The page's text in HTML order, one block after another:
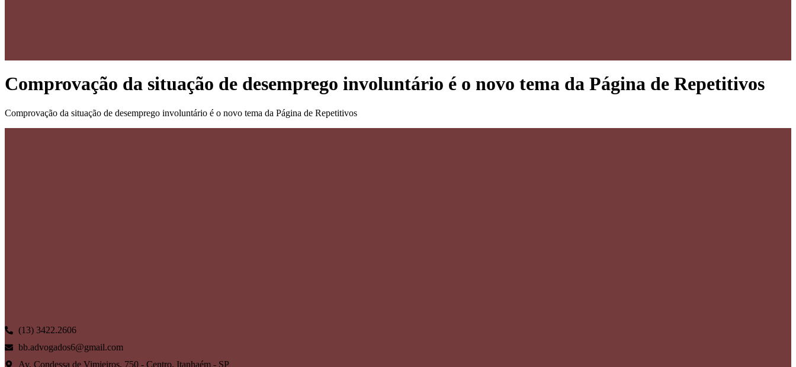
Comprovação da situação de desemprego involuntário é o novo tema da Página de Repetitivos
Comprovação da situação de desemprego involuntário é o novo tema da Página de Repetitivos
(13) 3422.2606
bb.advogados6@gmail.com
Av. Condessa de Vimieiros, 750 - Centro, Itanhaém - SP